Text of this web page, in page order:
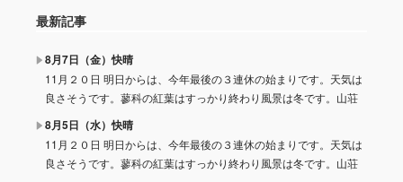
最新記事
8月7日（金）快晴
11月２０日 明日からは、今年最後の３連休の始まりです。天気は
良さそうです。蓼科の紅葉はすっかり終わり風景は冬です。山荘
8月5日（水）快晴
11月２０日 明日からは、今年最後の３連休の始まりです。天気は
良さそうです。蓼科の紅葉はすっかり終わり風景は冬です。山荘